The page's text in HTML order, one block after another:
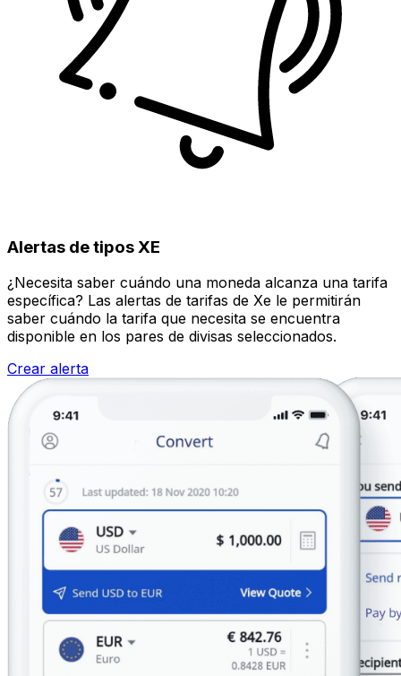
Alertas de tipos XE
¿Necesita saber cuándo una moneda alcanza una tarifa
específica? Las alertas de tarifas de Xe le permitirán
saber cuándo la tarifa que necesita se encuentra
disponible en los pares de divisas seleccionados.
Crear alerta